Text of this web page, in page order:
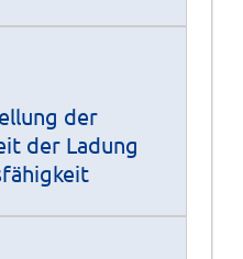
der
der Ladung